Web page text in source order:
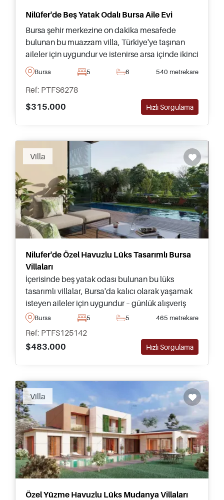
Nilüfer'de Beş Yatak Odalı Bursa Aile Evi
Bursa şehir merkezine on dakika mesafede
bulunan bu muazzam villa, Türkiye'ye taşınan
aileler için uygundur ve istenirse arsa içinde ikinci
bir ev inşa etmek için yeterli genişlikte araziye
sahiptir.
Bursa 5 6 540 metrekare
Ref: PTFS6278
$315.000
Hızlı Sorgulama
Villa
Nilufer'de Özel Havuzlu Lüks Tasarımlı Bursa
Villaları
İçerisinde beş yatak odası bulunan bu lüks
tasarımlı villalar, Bursa'da kalıcı olarak yaşamak
isteyen aileler için uygundur – günlük alışveriş
yerlerine ve tüm ihtiyaçlara sadece birkaç dakika
Bursa 5 5 465 metrekare
Ref: PTFS125142
$483.000
Hızlı Sorgulama
Villa
Recommended
Özel Yüzme Havuzlu Lüks Mudanya Villaları